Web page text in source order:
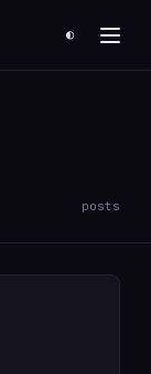
◐
posts